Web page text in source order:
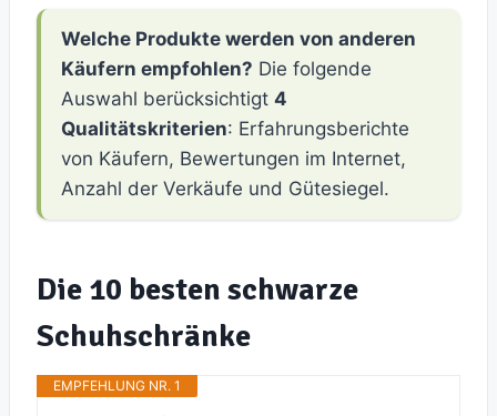
Welche Produkte werden von anderen
Käufern empfohlen? Die folgende
Auswahl berücksichtigt 4
Qualitätskriterien: Erfahrungsberichte
von Käufern, Bewertungen im Internet,
Anzahl der Verkäufe und Gütesiegel.
Die 10 besten schwarze
Schuhschränke
EMPFEHLUNG NR. 1